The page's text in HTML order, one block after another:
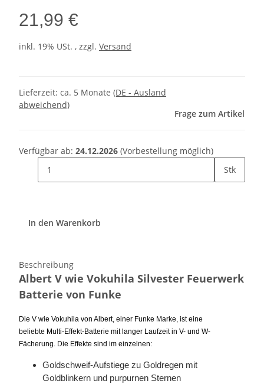
21,99 €
inkl. 19% USt. , zzgl. Versand
Lieferzeit: ca. 5 Monate (DE - Ausland
abweichend)
Frage zum Artikel
Verfügbar ab: 24.12.2026 (Vorbestellung möglich)
Stk
In den Warenkorb
Beschreibung
Albert V wie Vokuhila Silvester Feuerwerk
Batterie von Funke
Die V wie Vokuhila von Albert, einer Funke Marke, ist eine
beliebte Multi-Effekt-Batterie mit langer Laufzeit in V- und W-
Fächerung. Die Effekte sind im einzelnen:
Goldschweif-Aufstiege zu Goldregen mit
Goldblinkern und purpurnen Sternen